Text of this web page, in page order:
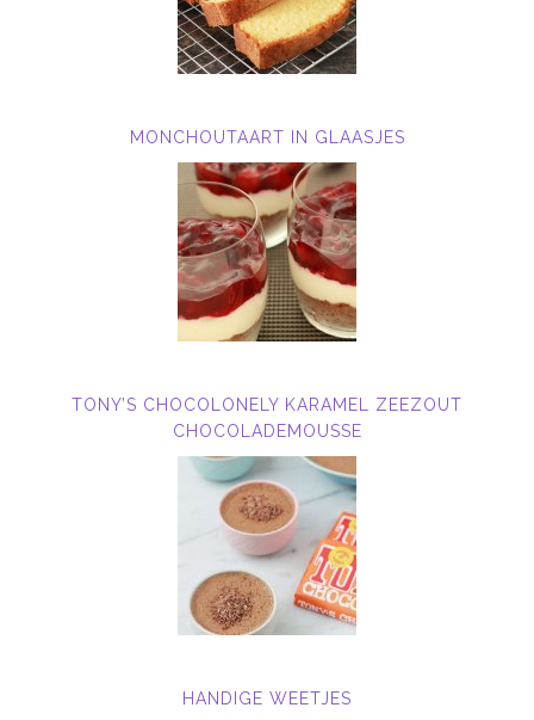
MONCHOUTAART IN GLAASJES
TONY’S CHOCOLONELY KARAMEL ZEEZOUT
CHOCOLADEMOUSSE
HANDIGE WEETJES